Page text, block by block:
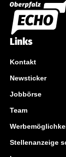
Links
Kontakt
Newsticker
Jobbörse
Team
Stellenanzeige